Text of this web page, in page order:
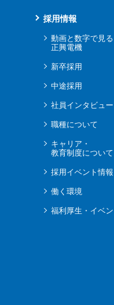
採用情報
動画と数字で見る
正興電機
新卒採用
中途採用
社員インタビュー
職種について
キャリア・
教育制度について
採用イベント情報
働く環境
福利厚生・イベン